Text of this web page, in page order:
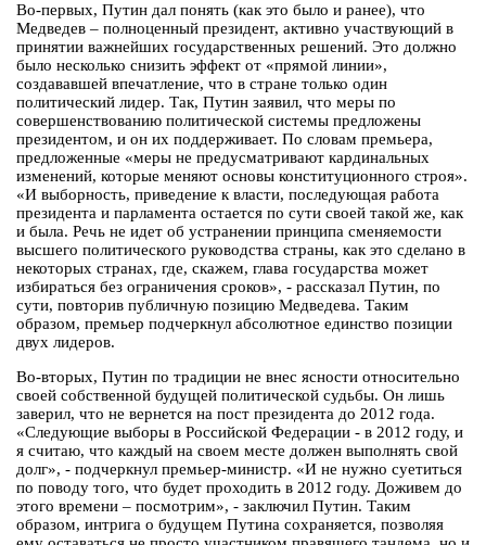
Во-первых, Путин дал понять (как это было и ранее), что
Медведев – полноценный президент, активно участвующий в
принятии важнейших государственных решений. Это должно
было несколько снизить эффект от «прямой линии»,
создававшей впечатление, что в стране только один
политический лидер. Так, Путин заявил, что меры по
совершенствованию политической системы предложены
президентом, и он их поддерживает. По словам премьера,
предложенные «меры не предусматривают кардинальных
изменений, которые меняют основы конституционного строя».
«И выборность, приведение к власти, последующая работа
президента и парламента остается по сути своей такой же, как
и была. Речь не идет об устранении принципа сменяемости
высшего политического руководства страны, как это сделано в
некоторых странах, где, скажем, глава государства может
избираться без ограничения сроков», - рассказал Путин, по
сути, повторив публичную позицию Медведева. Таким
образом, премьер подчеркнул абсолютное единство позиции
двух лидеров.
Во-вторых, Путин по традиции не внес ясности относительно
своей собственной будущей политической судьбы. Он лишь
заверил, что не вернется на пост президента до 2012 года.
«Следующие выборы в Российской Федерации - в 2012 году, и
я считаю, что каждый на своем месте должен выполнять свой
долг», - подчеркнул премьер-министр. «И не нужно суетиться
по поводу того, что будет проходить в 2012 году. Доживем до
этого времени – посмотрим», - заключил Путин. Таким
образом, интрига о будущем Путина сохраняется, позволяя